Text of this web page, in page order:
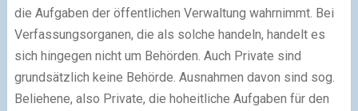
die Aufgaben der öffentlichen Verwaltung wahrnimmt. Bei
Verfassungsorganen, die als solche handeln, handelt es
sich hingegen nicht um Behörden. Auch Private sind
grundsätzlich keine Behörde. Ausnahmen davon sind sog.
Beliehene, also Private, die hoheitliche Aufgaben für den